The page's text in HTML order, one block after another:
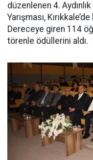
düzenlenen 4.
Yarışması,
Dereceye giren 114
törenle ödüllerini aldı.